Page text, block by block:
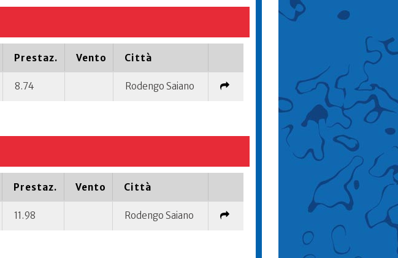
Prestaz. Vento Città
8.74 Rodengo Saiano
Prestaz. Vento Città
11.98 Rodengo Saiano